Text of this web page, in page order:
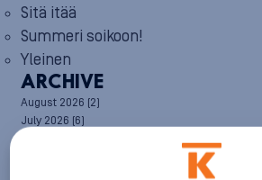
Sitä itää
Summeri soikoon!
Yleinen
ARCHIVE
August 2026 (2)
July 2026 (6)